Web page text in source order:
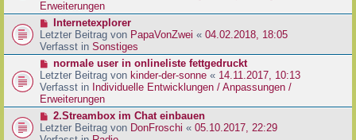
g
i
r
a
g
e
r
B
e
i
r
a
g
Erweiterungen
N
e
u
e
r
B
e
i
r
Internetexplorer
Letzter Beitrag von PapaVonZwei « 04.02.2018, 18:05
Verfasst in Sonstiges
N
e
u
e
r
B
e
normale user in onlineliste fettgedruckt
Letzter Beitrag von kinder-der-sonne « 14.11.2017, 10:13
Verfasst in Individuelle Entwicklungen / Anpassungen /
Erweiterungen
N
e
2.Streambox im Chat einbauen
Letzter Beitrag von DonFroschi « 05.10.2017, 22:29